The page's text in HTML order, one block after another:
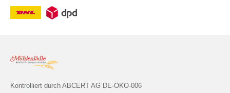
Kontrolliert durch ABCERT AG DE-ÖKO-006